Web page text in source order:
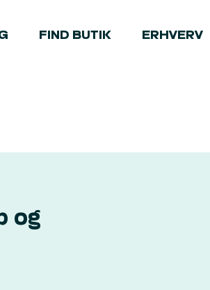
FIND BUTIK ERHVERV
og